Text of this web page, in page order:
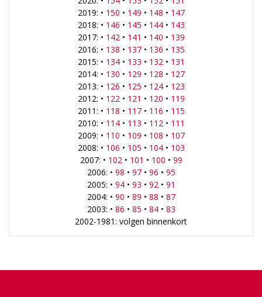
2019: • 150 • 149 • 148 • 147
2018: • 146 • 145 • 144• 143
2017: • 142 • 141 • 140 • 139
2016: • 138 • 137• 136 • 135
2015: • 134• 133 • 132 • 131
2014: • 130 • 129 • 128 • 127
2013: • 126 • 125 • 124• 123
2012: • 122 • 121 • 120 • 119
2011: • 118 • 117• 116 • 115
2010: • 114• 113 • 112 • 111
2009: • 110 • 109 • 108 • 107
2008: • 106 • 105 • 104• 103
2007: • 102 • 101 • 100 • 99
2006: • 98 • 97• 96 • 95
2005: • 94• 93 • 92 • 91
2004: • 90 • 89 • 88 • 87
2003: • 86 • 85 • 84• 83
2002-1981: volgen binnenkort